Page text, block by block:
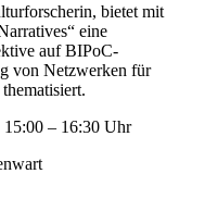
bietet mit
eine
auf BIPoC-
von Netzwerken für
15:00 – 16:30 Uhr